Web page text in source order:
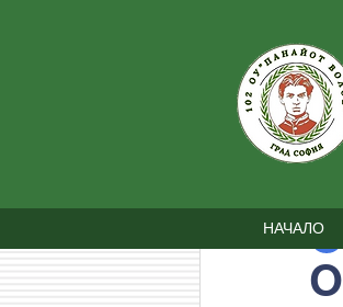
Всички постове
НАЧАЛО